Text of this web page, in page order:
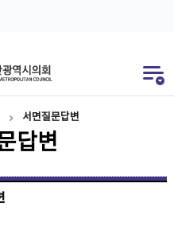
서면질문답변
답변